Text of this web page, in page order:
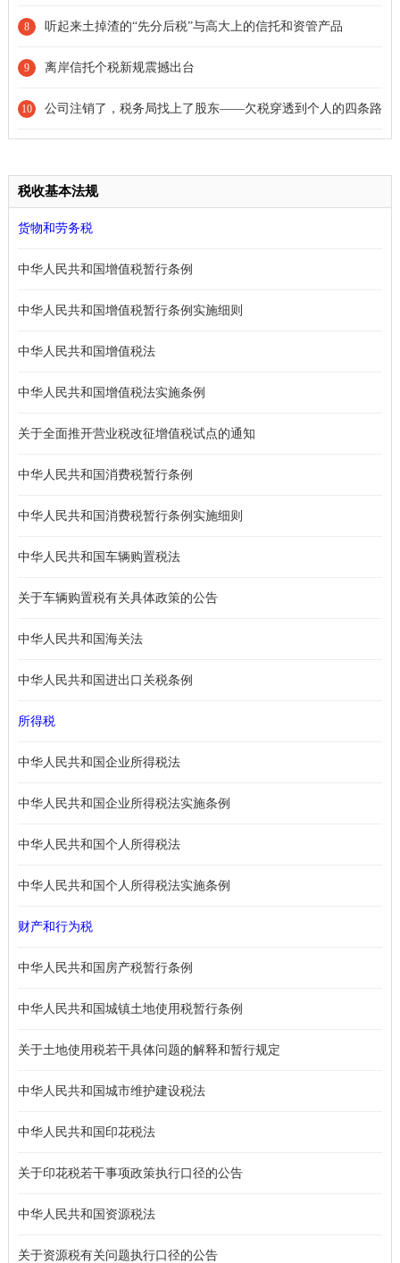
恢复后的首个汇率
8 听起来土掉渣的“先分后税”与高大上的信托和资管产品
9 离岸信托个税新规震撼出台
10 公司注销了，税务局找上了股东——欠税穿透到个人的四条路
税收基本法规
货物和劳务税
中华人民共和国增值税暂行条例
中华人民共和国增值税暂行条例实施细则
中华人民共和国增值税法
中华人民共和国增值税法实施条例
关于全面推开营业税改征增值税试点的通知
中华人民共和国消费税暂行条例
中华人民共和国消费税暂行条例实施细则
中华人民共和国车辆购置税法
关于车辆购置税有关具体政策的公告
中华人民共和国海关法
中华人民共和国进出口关税条例
所得税
中华人民共和国企业所得税法
中华人民共和国企业所得税法实施条例
中华人民共和国个人所得税法
中华人民共和国个人所得税法实施条例
财产和行为税
中华人民共和国房产税暂行条例
中华人民共和国城镇土地使用税暂行条例
关于土地使用税若干具体问题的解释和暂行规定
中华人民共和国城市维护建设税法
中华人民共和国印花税法
关于印花税若干事项政策执行口径的公告
中华人民共和国资源税法
关于资源税有关问题执行口径的公告